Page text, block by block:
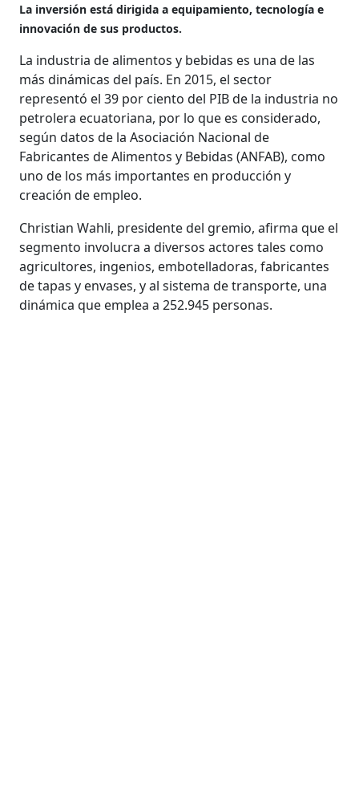
La inversión está dirigida a equipamiento, tecnología e
innovación de sus productos.
La industria de alimentos y bebidas es una de las
más dinámicas del país. En 2015, el sector
representó el 39 por ciento del PIB de la industria no
petrolera ecuatoriana, por lo que es considerado,
según datos de la Asociación Nacional de
Fabricantes de Alimentos y Bebidas (ANFAB), como
uno de los más importantes en producción y
creación de empleo.
Christian Wahli, presidente del gremio, afirma que el
segmento involucra a diversos actores tales como
agricultores, ingenios, embotelladoras, fabricantes
de tapas y envases, y al sistema de transporte, una
dinámica que emplea a 252.945 personas.